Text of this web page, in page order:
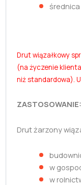
średnica
Drut wiązałkowy
(na życzenie
niż standardowa).
ZASTOSOWANIE:
Drut żarzony
w
w